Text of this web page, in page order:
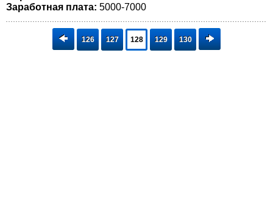
Заработная плата: 5000-7000
126 127 128 129 130